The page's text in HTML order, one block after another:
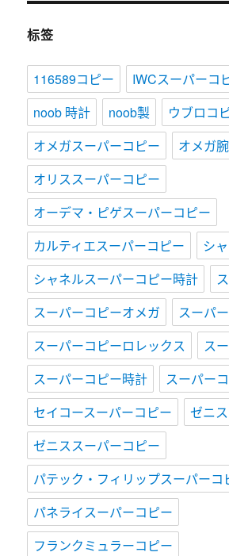
标签
116589コピー
IWCスーパーコ
noob 時計
noob製
ウブロコ
オメガスーパーコピー
オメガ
オリススーパーコピー
オーデマ・ピゲスーパーコピー
カルティエスーパーコピー
シ
シャネルスーパーコピー時計
スーパーコピーオメガ
スーパ
スーパーコピーロレックス
ス
スーパーコピー時計
スーパー
セイコースーパーコピー
ゼニ
ゼニススーパーコピー
パテック・フィリップスーパーコ
パネライスーパーコピー
フランクミュラーコピー